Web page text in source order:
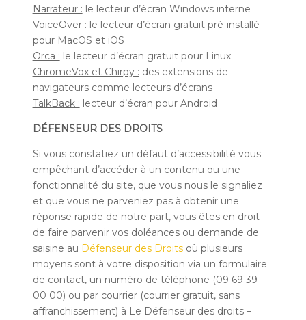
Narrateur : le lecteur d’écran Windows interne
VoiceOver : le lecteur d’écran gratuit pré-installé
pour MacOS et iOS
Orca : le lecteur d’écran gratuit pour Linux
ChromeVox et Chirpy : des extensions de
navigateurs comme lecteurs d’écrans
TalkBack : lecteur d’écran pour Android
DÉFENSEUR DES DROITS
Si vous constatiez un défaut d’accessibilité vous
empêchant d’accéder à un contenu ou une
fonctionnalité du site, que vous nous le signaliez
et que vous ne parveniez pas à obtenir une
réponse rapide de notre part, vous êtes en droit
de faire parvenir vos doléances ou demande de
saisine au Défenseur des Droitsoù plusieurs
moyens sont à votre disposition via un formulaire
de contact, un numéro de téléphone (09 69 39
00 00) ou par courrier (courrier gratuit, sans
affranchissement) à Le Défenseur des droits –